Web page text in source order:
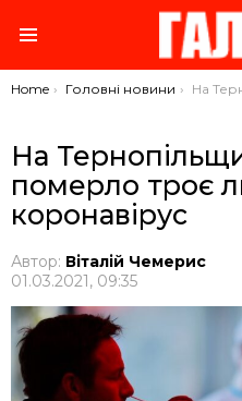
You are here:
Home Головні новини На Тернопільщині за добу
На
померло троє
коронавірус
Автор: Віталій Чемерис
01.03.2021, 09:35